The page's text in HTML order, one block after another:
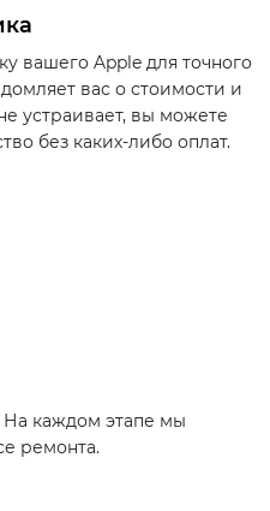
вашего Apple для точного
вас о стоимости и
устраивает, вы можете
без каких-либо оплат.
каждом этапе мы
ремонта.